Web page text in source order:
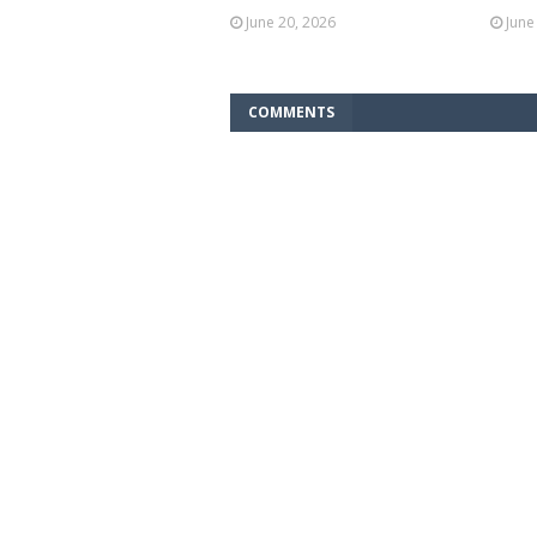
June 20, 2026
COMMENTS